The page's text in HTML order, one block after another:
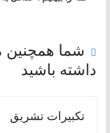
شما
داشته باشید
تكبيرات تشريق